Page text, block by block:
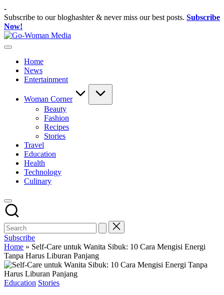
Skip
to
content
-
Subscribe to our bloghashter & never miss our best posts. Subscribe
Now!
Portal
Untuk
Wanita
Indonesia
Home
News
Entertainment
Woman Corner
Beauty
Fashion
Recipes
Stories
Travel
Education
Health
Technology
Culinary
Subscribe
Home » Self-Care untuk Wanita Sibuk: 10 Cara Mengisi Energi
Tanpa Harus Liburan Panjang
Posted
Education Stories